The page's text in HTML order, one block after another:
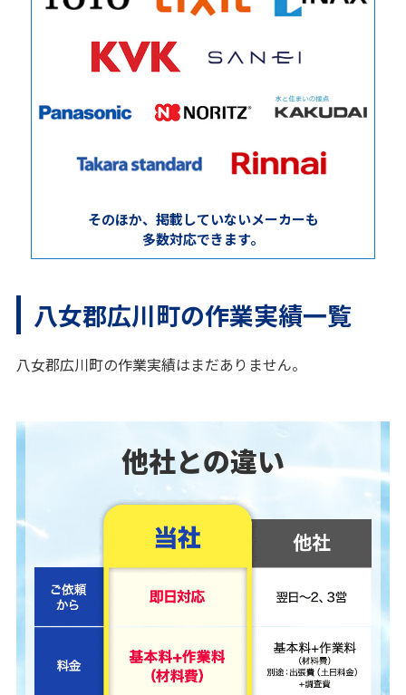
そのほか、掲載していないメーカーも
多数対応できます。
八女郡広川町の作業実績一覧
八女郡広川町の作業実績はまだありません。
他社との違い